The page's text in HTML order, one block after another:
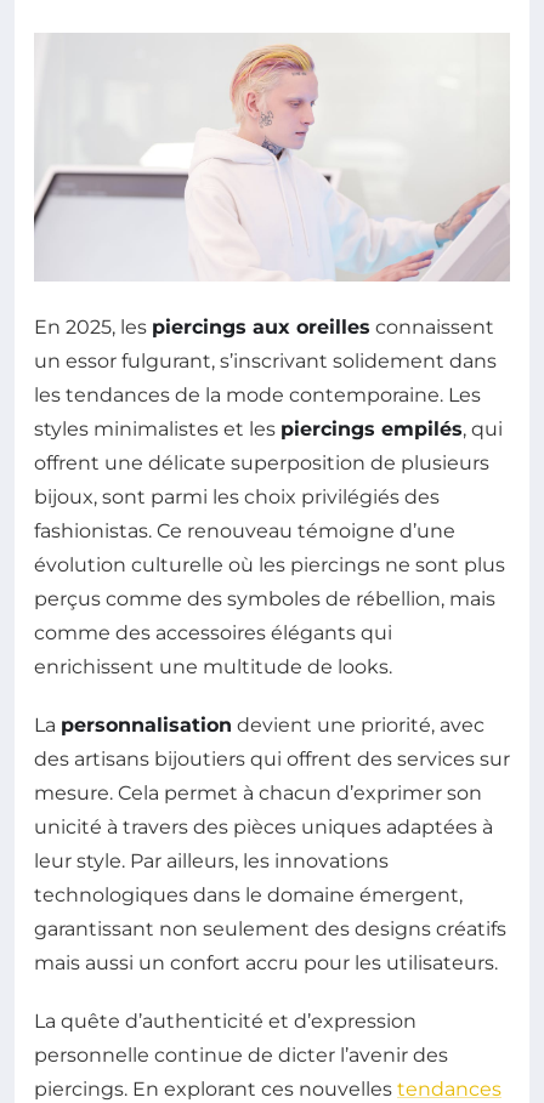
En 2025, les piercings aux oreilles connaissent
un essor fulgurant, s’inscrivant solidement dans
les tendances de la mode contemporaine. Les
styles minimalistes et les piercings empilés, qui
offrent une délicate superposition de plusieurs
bijoux, sont parmi les choix privilégiés des
fashionistas. Ce renouveau témoigne d’une
évolution culturelle où les piercings ne sont plus
perçus comme des symboles de rébellion, mais
comme des accessoires élégants qui
enrichissent une multitude de looks.
La personnalisation devient une priorité, avec
des artisans bijoutiers qui offrent des services sur
mesure. Cela permet à chacun d’exprimer son
unicité à travers des pièces uniques adaptées à
leur style. Par ailleurs, les innovations
technologiques dans le domaine émergent,
garantissant non seulement des designs créatifs
mais aussi un confort accru pour les utilisateurs.
La quête d’authenticité et d’expression
personnelle continue de dicter l’avenir des
piercings. En explorant ces nouvelles tendances